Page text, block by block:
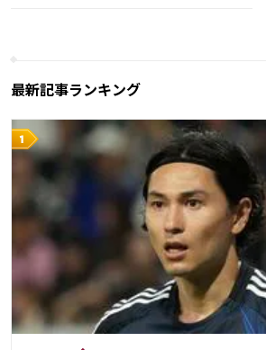
最新記事ランキング